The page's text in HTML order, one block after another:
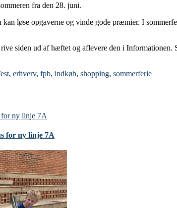
fra den 28. juni.
løse opgaverne og vinde gode præmier. I
siden ud af hæftet og aflevere den i
, erhverv, fpb, indkøb, shopping, sommerferie
for ny linje 7A